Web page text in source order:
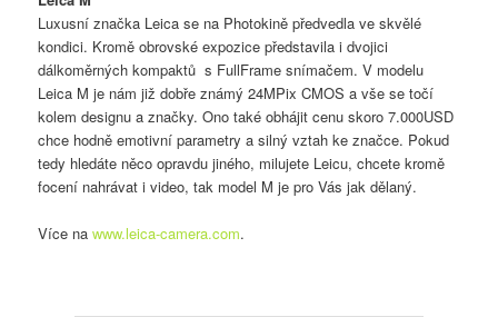
Luxusní značka Leica se na Photokině předvedla ve skvělé
kondici. Kromě obrovské expozice představila i dvojici
dálkoměrných kompaktů s FullFrame snímačem. V modelu
Leica M je nám již dobře známý 24MPix CMOS a vše se točí
kolem designu a značky. Ono také obhájit cenu skoro 7.000USD
chce hodně emotivní parametry a silný vztah ke značce. Pokud
tedy hledáte něco opravdu jiného, milujete Leicu, chcete kromě
focení nahrávat i video, tak model M je pro Vás jak dělaný.
Více nawww.leica-camera.com.